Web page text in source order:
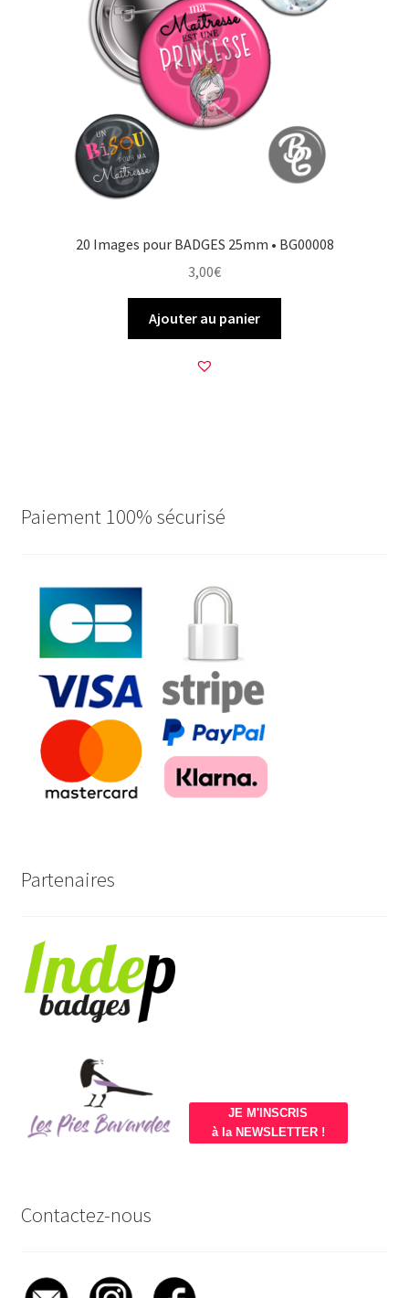
20 Images pour BADGES 25mm • BG00008
3,00€
Ajouter au panier
Paiement 100% sécurisé
Partenaires
JE M'INSCRIS
à la NEWSLETTER !
Contactez-nous